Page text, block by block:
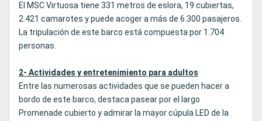
El MSC Virtuosa tiene 331 metros de eslora, 19 cubiertas,
2.421 camarotes y puede acoger a más de 6.300 pasajeros.
La tripulación de este barco está compuesta por 1.704
personas.
2- Actividades y entretenimiento para adultos
Entre las numerosas actividades que se pueden hacer a
bordo de este barco, destaca pasear por el largo
Promenade cubierto y admirar la mayor cúpula LED de la